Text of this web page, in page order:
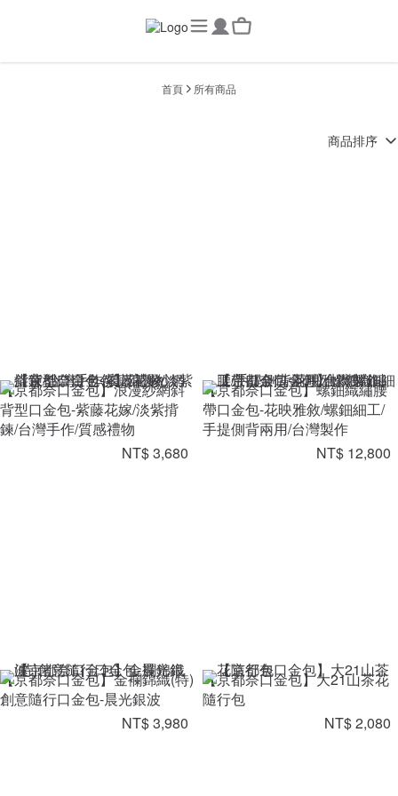
首頁 所有商品
商品排序
【京都奈口金包】浪漫紗網斜
背型口金包-紫藤花嫁/淡紫揹
鍊/台灣手作/質感禮物
NT$ 3,680
【京都奈口金包】螺鈿織繡腰
帶口金包-花映雅敘/螺鈿細工/
手提側背兩用/台灣製作
NT$ 12,800
【京都奈口金包】金襴錦織(特)
創意隨行口金包-晨光銀波
NT$ 3,980
【京都奈口金包】大21山茶花
隨行包
NT$ 2,080